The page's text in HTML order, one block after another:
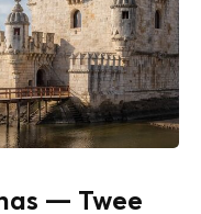
— Twee